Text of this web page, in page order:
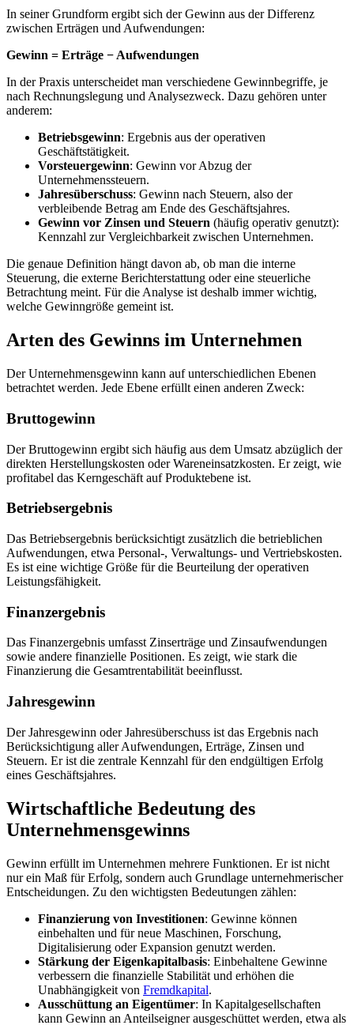
In seiner Grundform ergibt sich der Gewinn aus der Differenz
zwischen Erträgen und Aufwendungen:
Gewinn = Erträge − Aufwendungen
In der Praxis unterscheidet man verschiedene Gewinnbegriffe, je
nach Rechnungslegung und Analysezweck. Dazu gehören unter
anderem:
Betriebsgewinn: Ergebnis aus der operativen
Geschäftstätigkeit.
Vorsteuergewinn: Gewinn vor Abzug der
Unternehmenssteuern.
Jahresüberschuss: Gewinn nach Steuern, also der
verbleibende Betrag am Ende des Geschäftsjahres.
Gewinn vor Zinsen und Steuern (häufig operativ genutzt):
Kennzahl zur Vergleichbarkeit zwischen Unternehmen.
Die genaue Definition hängt davon ab, ob man die interne
Steuerung, die externe Berichterstattung oder eine steuerliche
Betrachtung meint. Für die Analyse ist deshalb immer wichtig,
welche Gewinngröße gemeint ist.
Arten des Gewinns im Unternehmen
Der Unternehmensgewinn kann auf unterschiedlichen Ebenen
betrachtet werden. Jede Ebene erfüllt einen anderen Zweck:
Bruttogewinn
Der Bruttogewinn ergibt sich häufig aus dem Umsatz abzüglich der
direkten Herstellungskosten oder Wareneinsatzkosten. Er zeigt, wie
profitabel das Kerngeschäft auf Produktebene ist.
Betriebsergebnis
Das Betriebsergebnis berücksichtigt zusätzlich die betrieblichen
Aufwendungen, etwa Personal-, Verwaltungs- und Vertriebskosten.
Es ist eine wichtige Größe für die Beurteilung der operativen
Leistungsfähigkeit.
Finanzergebnis
Das Finanzergebnis umfasst Zinserträge und Zinsaufwendungen
sowie andere finanzielle Positionen. Es zeigt, wie stark die
Finanzierung die Gesamtrentabilität beeinflusst.
Jahresgewinn
Der Jahresgewinn oder Jahresüberschuss ist das Ergebnis nach
Berücksichtigung aller Aufwendungen, Erträge, Zinsen und
Steuern. Er ist die zentrale Kennzahl für den endgültigen Erfolg
eines Geschäftsjahres.
Wirtschaftliche Bedeutung des
Unternehmensgewinns
Gewinn erfüllt im Unternehmen mehrere Funktionen. Er ist nicht
nur ein Maß für Erfolg, sondern auch Grundlage unternehmerischer
Entscheidungen. Zu den wichtigsten Bedeutungen zählen:
Finanzierung von Investitionen: Gewinne können
einbehalten und für neue Maschinen, Forschung,
Digitalisierung oder Expansion genutzt werden.
Stärkung der Eigenkapitalbasis: Einbehaltene Gewinne
verbessern die finanzielle Stabilität und erhöhen die
Unabhängigkeit von Fremdkapital.
Ausschüttung an Eigentümer: In Kapitalgesellschaften
kann Gewinn an Anteilseigner ausgeschüttet werden, etwa als